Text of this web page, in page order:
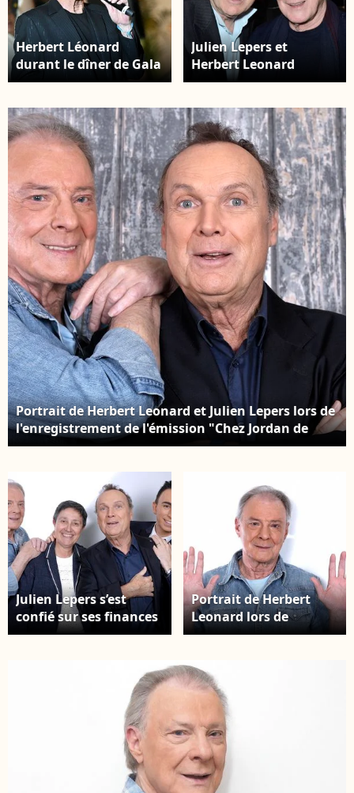
Herbert Léonard
durant le dîner de Gala
caritatif de
Star et Match à l'hôtel
Negresco à Nice, le 8
juin 2024. © Bruno
Bebert / Bestimage
Julien Lepers et
Herbert Leonard
assistent à la
des Insignes de
Chevalier des Arts et
des Lettres a Vline
Buggy a la Sacem a
Paris, France le 09 Avril
2018. Photo by Aurore
Marechal/
Portrait de Herbert Leonard et Julien Lepers lors de
l'enregistrement de l'émission "Chez Jordan de
Luxe" , diffusée sur C8. Paris, le 8 octobre 2024. ©
Julien Lepers s’est
confié sur ses finances
dans l’émission “Le Jet
Leonard, Julien Lepers,
Danielle Moreau et
Jordan de Luxe lors de
l'enregistrement de
Jordan de Luxe". Photo
Portrait de Herbert
Leonard lors de
l'enregistrement de
Jordan de Luxe" à
Paris. Le 8 octobre 2024
© Cédric Perrin /
Bestimage